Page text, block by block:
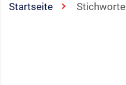
Startseite Stichworte